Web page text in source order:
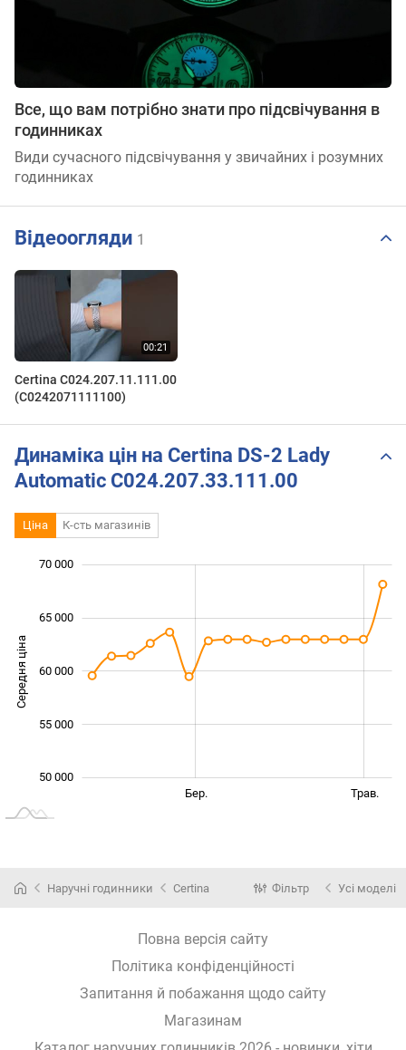
Все, що вам потрібно знати про підсвічування в
годинниках
Види сучасного підсвічування у звичайних і розумних
годинниках
Відеоогляди 1
Certina C024.207.11.111.00
(C0242071111100)
Динаміка цін на Certina DS-2 Lady
Automatic C024.207.33.111.00
Ціна К-сть магазинів
Середня ціна 54 000
50 000
60 000
70 000
65 000
55 000
Бер. Трав.
Наручні годинники Certina Фільтр Усі моделі
Повна версія сайту
Політика конфіденційності
Запитання й побажання щодо сайту
Магазинам